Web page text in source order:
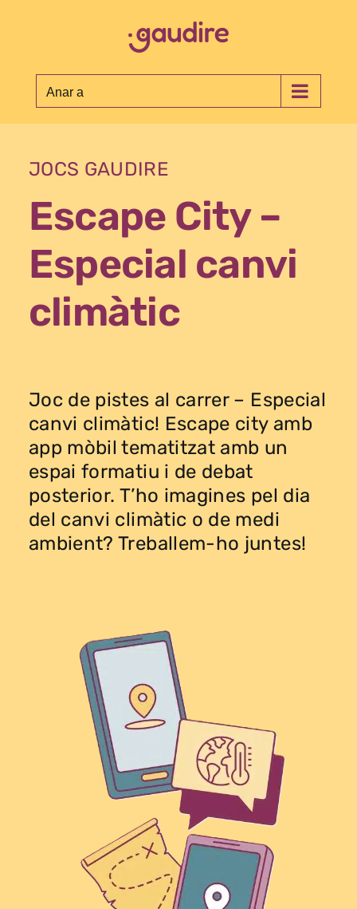
Anar a
JOCS GAUDIRE
Escape City –
Especial canvi
climàtic
Joc de pistes al carrer – Especial
canvi climàtic! Escape city amb
app mòbil tematitzat amb un
espai formatiu i de debat
posterior. T’ho imagines pel dia
del canvi climàtic o de medi
ambient? Treballem-ho juntes!